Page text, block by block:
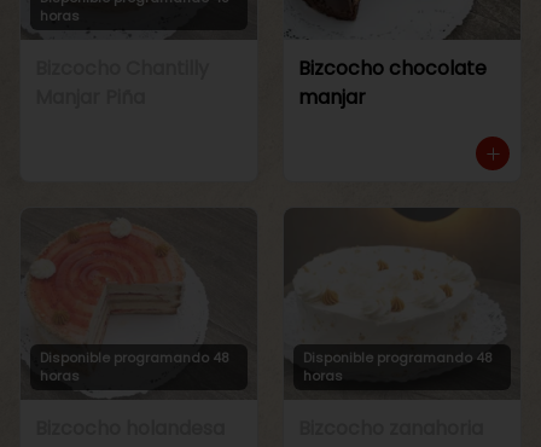
horas
Bizcocho chocolate
manjar
Disponible programando 48
horas
Disponible programando 48
horas